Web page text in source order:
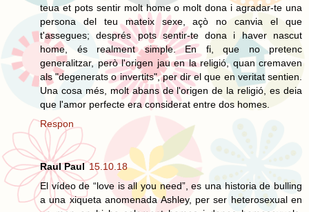
teua et pots sentir molt home o molt dona i agradar-te una
persona del teu mateix sexe, açò no canvia el que
t'assegues; després pots sentir-te dona i haver nascut
home, és realment simple. En fi, que no pretenc
generalitzar, però l'origen jau en la religió, quan cremaven
als "degenerats o invertits", per dir el que en veritat sentien.
Una cosa més, molt abans de l'origen de la religió, es deia
que l'amor perfecte era considerat entre dos homes.
Respon
Raul Paul 15.10.18
El vídeo de “love is all you need”, es una historia de bulling
a una xiqueta anomenada Ashley, per ser heterosexual en